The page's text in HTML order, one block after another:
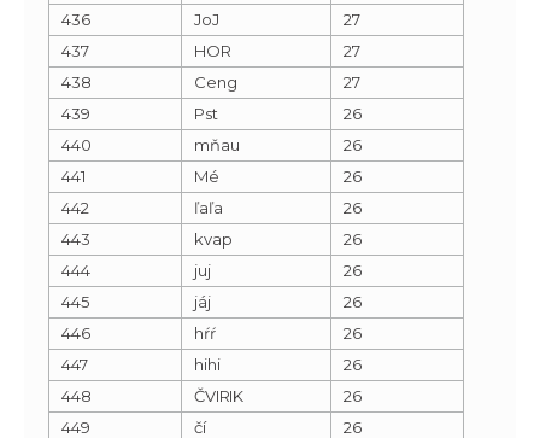
436 JoJ
27
437
HOR
27
438
Ceng
27
439
Pst
26
440
mňau
26
441
Mé
26
442
ľaľa
26
443
kvap
26
444
juj
26
445
jáj
26
446
hŕŕ
26
447
hihi
26
448
ČVIRIK
26
449
čí
26